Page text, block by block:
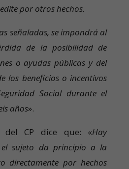
por otros hechos.
señaladas, se impondrá al
de la posibilidad de
o ayudas públicas y del
los beneficios o incentivos
Social durante el
años».
del CP dice que: «Hay
sujeto da principio a la
directamente por hechos